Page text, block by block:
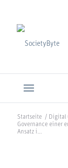
Startseite / Digital
Governance einer
Ansatz i...